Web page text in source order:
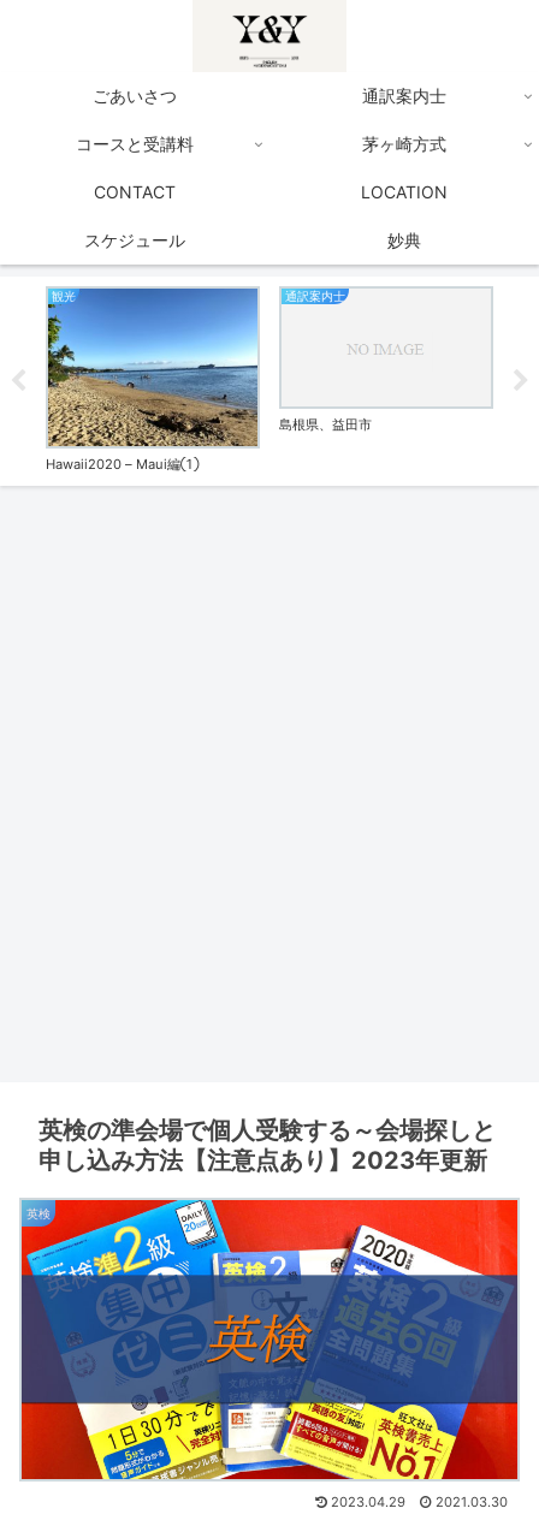
ごあいさつ 通訳案内士
コースと受講料 茅ヶ崎方式
CONTACT LOCATION
スケジュール 妙典
観光
Hawaii2020 – Maui編①
通訳案内士
島根県、益田市
英検の準会場で個人受験する～会場探しと
申し込み方法【注意点あり】2023年更新
英検
2023.04.29 2021.03.30